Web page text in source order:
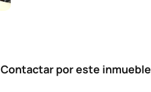
Contactar por este inmueble